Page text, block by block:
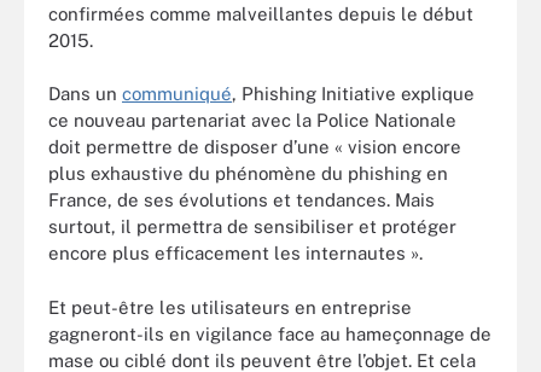
confirmées comme malveillantes depuis le début
2015.
Dans un communiqué, Phishing Initiative explique
ce nouveau partenariat avec la Police Nationale
doit permettre de disposer d’une « vision encore
plus exhaustive du phénomène du phishing en
France, de ses évolutions et tendances. Mais
surtout, il permettra de sensibiliser et protéger
encore plus efficacement les internautes ».
Et peut-être les utilisateurs en entreprise
gagneront-ils en vigilance face au hameçonnage de
mase ou ciblé dont ils peuvent être l’objet. Et cela